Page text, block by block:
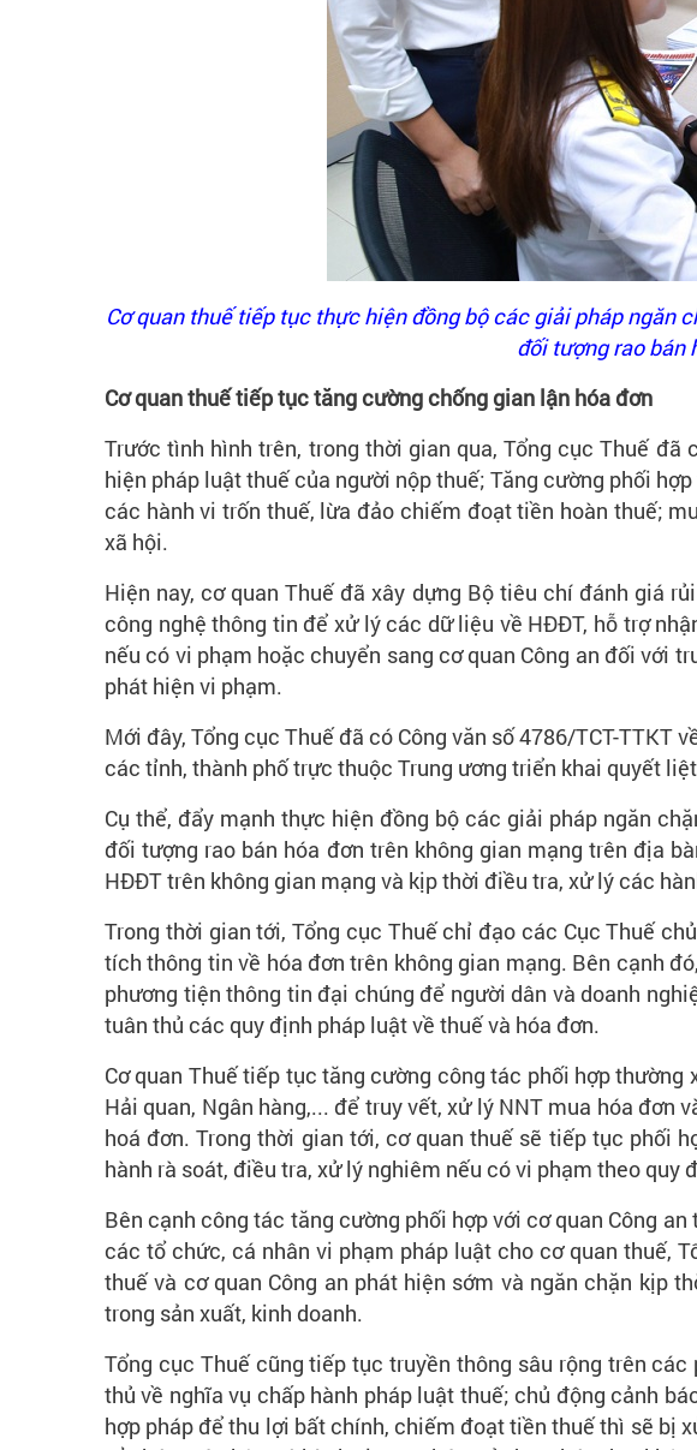
Cơ quan thuế tiếp tục thực hiện đồng bộ các giải pháp ngăn
đối tượng rao bán
Cơ quan thuế tiếp tục tăng cường chống gian lận hóa đơn
Trước tình hình trên, trong thời gian qua, Tổng cục Thuế
hiện pháp luật thuế của người nộp thuế; Tăng cường phối
các hành vi trốn thuế, lừa đảo chiếm đoạt tiền hoàn thuế;
xã hội.
Hiện nay, cơ quan Thuế đã xây dựng Bộ tiêu chí đánh giá
công nghệ thông tin để xử lý các dữ liệu về HĐĐT, hỗ trợ
nếu có vi phạm hoặc chuyển sang cơ quan Công an đối với
phát hiện vi phạm.
Mới đây, Tổng cục Thuế đã có Công văn số 4786/TCT-TTKT
các tỉnh, thành phố trực thuộc Trung ương triển khai quyết
Cụ thể, đẩy mạnh thực hiện đồng bộ các giải pháp ngăn
đối tượng rao bán hóa đơn trên không gian mạng trên địa
HĐĐT trên không gian mạng và kịp thời điều tra, xử lý các
Trong thời gian tới, Tổng cục Thuế chỉ đạo các Cục Thuế
tích thông tin về hóa đơn trên không gian mạng. Bên cạnh
phương tiện thông tin đại chúng để người dân và doanh
tuân thủ các quy định pháp luật về thuế và hóa đơn.
Cơ quan Thuế tiếp tục tăng cường công tác phối hợp
Hải quan, Ngân hàng,... để truy vết, xử lý NNT mua hóa
hoá đơn. Trong thời gian tới, cơ quan thuế sẽ tiếp tục phối
hành rà soát, điều tra, xử lý nghiêm nếu có vi phạm theo quy
Bên cạnh công tác tăng cường phối hợp với cơ quan Công
các tổ chức, cá nhân vi phạm pháp luật cho cơ quan thuế,
thuế và cơ quan Công an phát hiện sớm và ngăn chặn kịp
trong sản xuất, kinh doanh.
Tổng cục Thuế cũng tiếp tục truyền thông sâu rộng trên
thủ về nghĩa vụ chấp hành pháp luật thuế; chủ động cảnh
hợp pháp để thu lợi bất chính, chiếm đoạt tiền thuế thì sẽ bị